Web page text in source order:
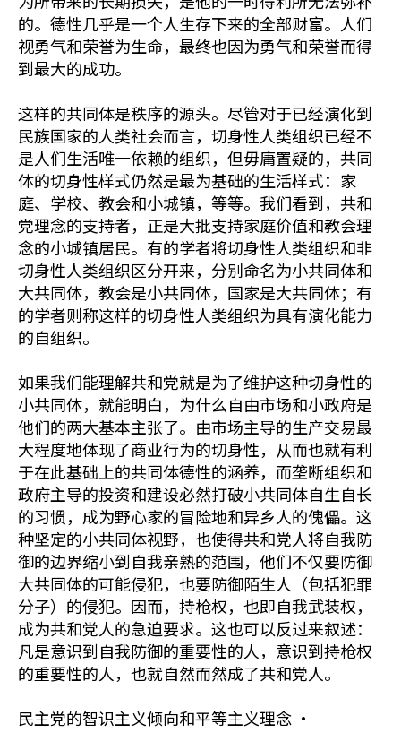
的。德性几乎是一个人生存下来的全部财富。人们
视勇气和荣誉为生命，最终也因为勇气和荣誉而得
到最大的成功。
这样的共同体是秩序的源头。尽管对于已经演化到
民族国家的人类社会而言，切身性人类组织已经不
是人们生活唯一依赖的组织，但毋庸置疑的，共同
体的切身性样式仍然是最为基础的生活样式：家
庭、学校、教会和小城镇，等等。我们看到，共和
党理念的支持者，正是大批支持家庭价值和教会理
念的小城镇居民。有的学者将切身性人类组织和非
切身性人类组织区分开来，分别命名为小共同体和
大共同体，教会是小共同体，国家是大共同体；有
的学者则称这样的切身性人类组织为具有演化能力
的自组织。
如果我们能理解共和党就是为了维护这种切身性的
小共同体，就能明白，为什么自由市场和小政府是
他们的两大基本主张了。由市场主导的生产交易最
大程度地体现了商业行为的切身性，从而也就有利
于在此基础上的共同体德性的涵养，而垄断组织和
政府主导的投资和建设必然打破小共同体自生自长
的习惯，成为野心家的冒险地和异乡人的傀儡。这
种坚定的小共同体视野，也使得共和党人将自我防
御的边界缩小到自我亲熟的范围，他们不仅要防御
大共同体的可能侵犯，也要防御陌生人（包括犯罪
分子）的侵犯。因而，持枪权，也即自我武装权，
成为共和党人的急迫要求。这也可以反过来叙述：
凡是意识到自我防御的重要性的人，意识到持枪权
的重要性的人，也就自然而然成了共和党人。
民主党的智识主义倾向和平等主义理念 ·